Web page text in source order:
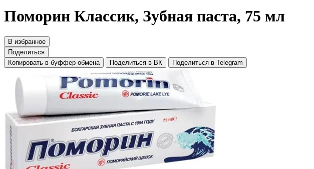
Поморин Классик, Зубная паста, 75 мл
В избранное
Поделиться
Копировать в буффер обмена
Поделиться в ВК Поделиться в Telegram